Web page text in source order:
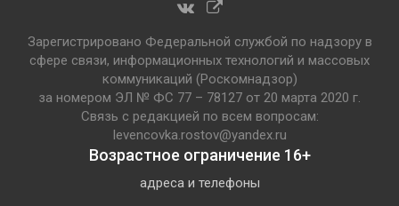
Зарегистрировано Федеральной службой по надзору в
сфере связи, информационных технологий и массовых
коммуникаций (Роскомнадзор)
за номером ЭЛ № ФС 77 – 78127 от 20 марта 2020 г.
Связь с редакцией по всем вопросам:
levencovka.rostov@yandex.ru
Возрастное ограничение 16+
адреса и телефоны